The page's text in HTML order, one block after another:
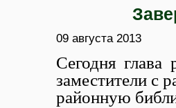
09 августа 2013
Сегодня
заместители с
районную